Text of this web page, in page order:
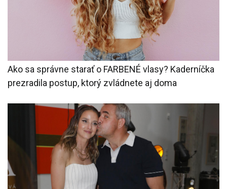
Ako sa správne starať o FARBENÉ vlasy? Kaderníčka
prezradila postup, ktorý zvládnete aj doma